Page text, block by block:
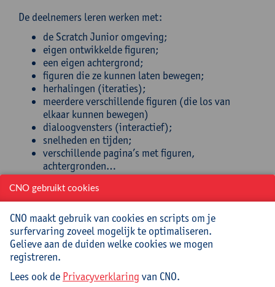
De deelnemers leren werken met:
de Scratch Junior omgeving;
eigen ontwikkelde figuren;
een eigen achtergrond;
figuren die ze kunnen laten bewegen;
herhalingen (iteraties);
meerdere verschillende figuren (die los van
elkaar kunnen bewegen)
dialoogvensters (interactief);
snelheden en tijden;
verschillende pagina’s met figuren,
achtergronden…
Het is een praktische cursus voor leerkrachten die
weinig of geen ervaring hebben met programmeren.
CNO biedt ook de cursus 'Scratch' aan. Met Scratch kan
je kinderen vanaf 8 jaar op een eenvoudige manier
leren programmeren.
Doelstellingen
CNO gebruikt cookies
CNO maakt gebruik van cookies en scripts om je
surfervaring zoveel mogelijk te optimaliseren.
Gelieve aan de duiden welke cookies we mogen
registreren.
Lees ook de Privacyverklaring van CNO.